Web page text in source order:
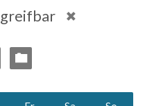
greifbar